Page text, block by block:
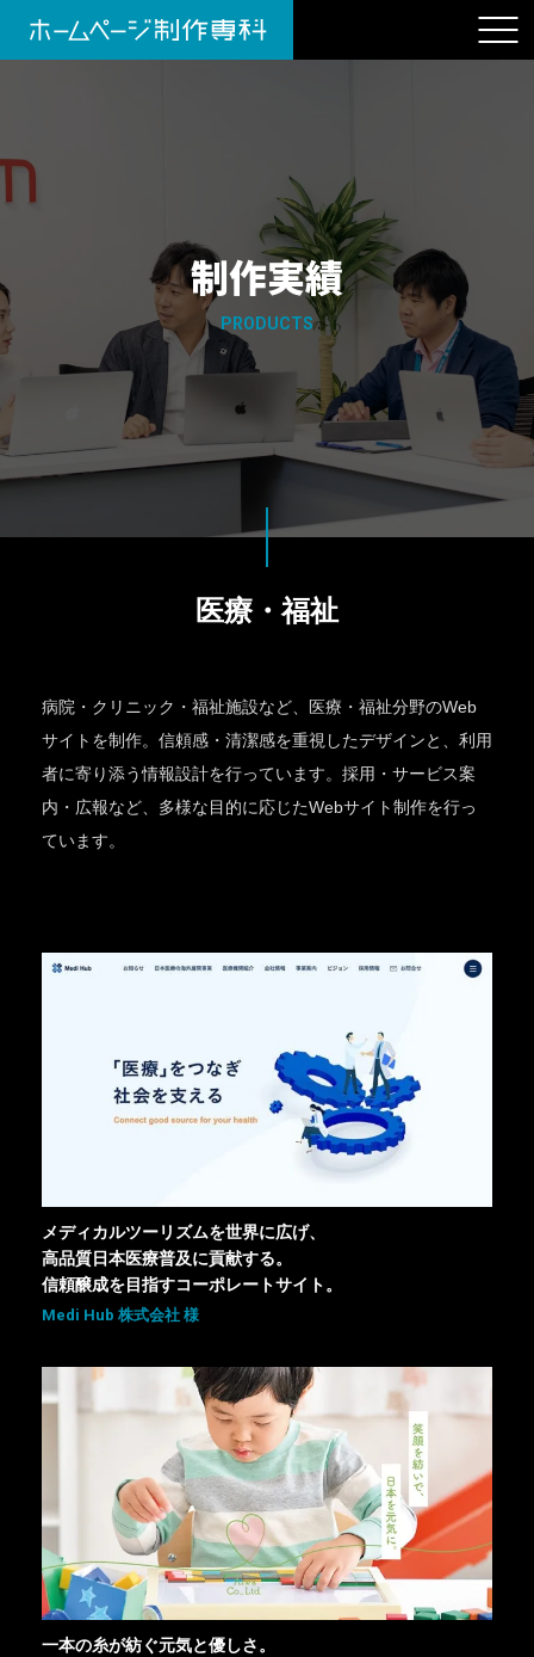
制作実績
PRODUCTS
医療・福祉
病院・クリニック・福祉施設など、医療・福祉分野のWeb
サイトを制作。信頼感・清潔感を重視したデザインと、利用
者に寄り添う情報設計を行っています。採用・サービス案
内・広報など、多様な目的に応じたWebサイト制作を行っ
ています。
メディカルツーリズムを世界に広げ、
高品質日本医療普及に貢献する。
信頼醸成を目指すコーポレートサイト。
Medi Hub 株式会社 様
一本の糸が紡ぐ元気と優しさ。